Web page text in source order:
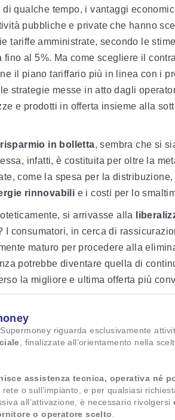
qualche tempo, i vantaggi
pubbliche e private che hanno
tariffe amministrate, secondo le
fino al 5%. Ma come scegliere il
il piano tariffario più in linea con i
strategie messe in atto dagli
e prodotti in offerta insieme alla
risparmio in bolletta, sembra che si
infatti, è costituita per oltre la
come la spesa per la
rinnovabili e i costi per lo
si arrivasse alla
I consumatori, in cerca di
maturo per procedere alla
potrebbe diventare quella di
la migliore e ultima offerta più
riguarda esclusivamente
, finalizzate all’orientamento nella
assistenza tecnica, operativa né
o sull’impianto, e per qualsiasi
all’attivazione, è necessario rivolgersi
o operatore scelto